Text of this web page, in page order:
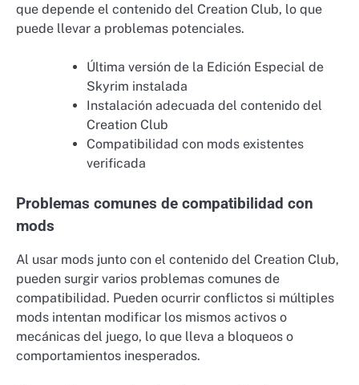
que depende el contenido del Creation Club, lo que
puede llevar a problemas potenciales.
Última versión de la Edición Especial de
Skyrim instalada
Instalación adecuada del contenido del
Creation Club
Compatibilidad con mods existentes
verificada
Problemas comunes de compatibilidad con
mods
Al usar mods junto con el contenido del Creation Club,
pueden surgir varios problemas comunes de
compatibilidad. Pueden ocurrir conflictos si múltiples
mods intentan modificar los mismos activos o
mecánicas del juego, lo que lleva a bloqueos o
comportamientos inesperados.